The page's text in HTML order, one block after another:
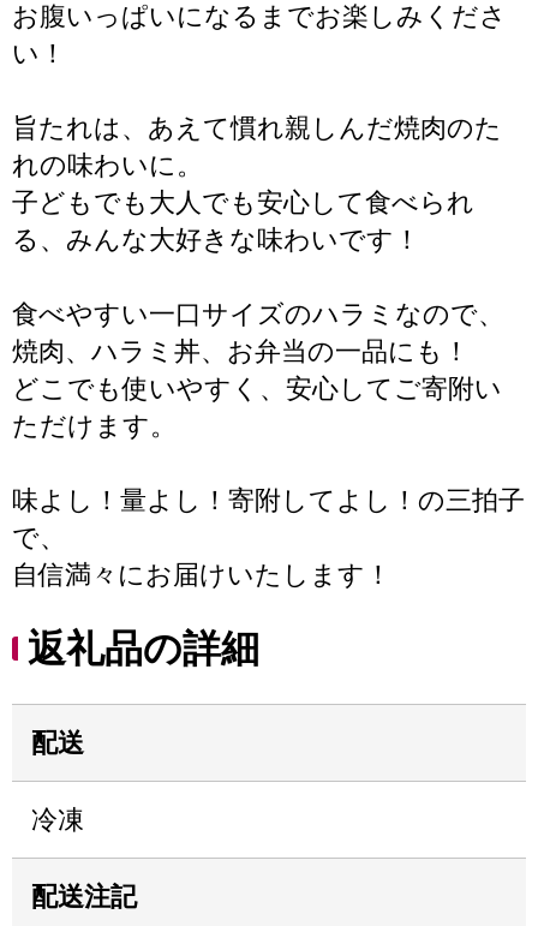
お腹いっぱいになるまでお楽しみくださ
い！
旨たれは、あえて慣れ親しんだ焼肉のた
れの味わいに。
子どもでも大人でも安心して食べられ
る、みんな大好きな味わいです！
食べやすい一口サイズのハラミなので、
焼肉、ハラミ丼、お弁当の一品にも！
どこでも使いやすく、安心してご寄附い
ただけます。
味よし！量よし！寄附してよし！の三拍子
で、
自信満々にお届けいたします！
返礼品の詳細
配送
冷凍
配送注記